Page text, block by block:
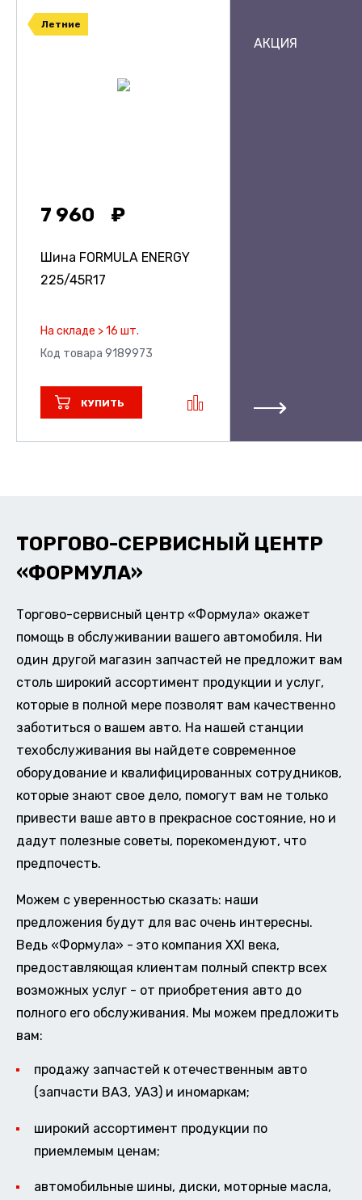
Летние
7 960
Шина FORMULA ENERGY
225/45R17
На складе > 16 шт.
Код товара 9189973
КУПИТЬ
АКЦИЯ
ТОРГОВО-СЕРВИСНЫЙ ЦЕНТР
«ФОРМУЛА»
Торгово-сервисный центр «Формула» окажет
помощь в обслуживании вашего автомобиля. Ни
один другой магазин запчастей не предложит вам
столь широкий ассортимент продукции и услуг,
которые в полной мере позволят вам качественно
заботиться о вашем авто. На нашей станции
техобслуживания вы найдете современное
оборудование и квалифицированных сотрудников,
которые знают свое дело, помогут вам не только
привести ваше авто в прекрасное состояние, но и
дадут полезные советы, порекомендуют, что
предпочесть.
Можем с уверенностью сказать: наши
предложения будут для вас очень интересны.
Ведь «Формула» - это компания XXI века,
предоставляющая клиентам полный спектр всех
возможных услуг - от приобретения авто до
полного его обслуживания. Мы можем предложить
вам:
продажу запчастей к отечественным авто
(запчасти ВАЗ, УАЗ) и иномаркам;
широкий ассортимент продукции по
приемлемым ценам;
автомобильные шины, диски, моторные масла,